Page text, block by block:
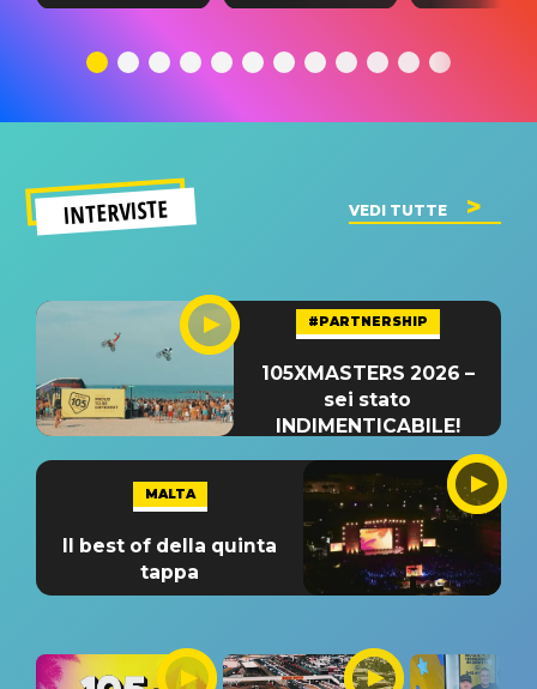
significato
del singolo
INTERVISTE VEDI TUTTE
#PARTNERSHIP
105XMASTERS 2026 –
sei stato
INDIMENTICABILE!
MALTA
Il best of della quinta
tappa